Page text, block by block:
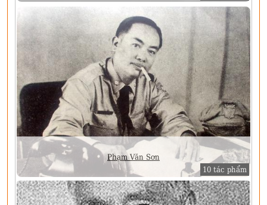
Phạm Văn Sơn
10 tác phẩm